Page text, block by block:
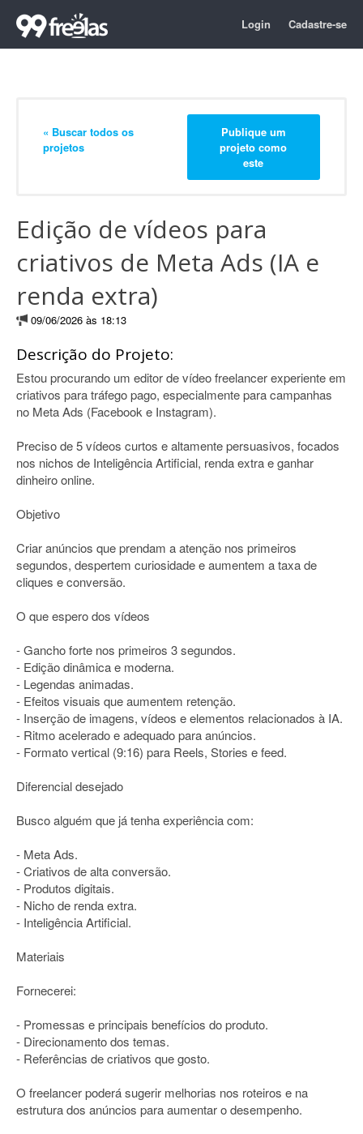
Login Cadastre-se
« Buscar todos os
projetos
Publique um
projeto como
este
Edição de vídeos para
criativos de Meta Ads (IA e
renda extra)
09/06/2026 às 18:13
Descrição do Projeto:
Estou procurando um editor de vídeo freelancer experiente em
criativos para tráfego pago, especialmente para campanhas
no Meta Ads (Facebook e Instagram).
Preciso de 5 vídeos curtos e altamente persuasivos, focados
nos nichos de Inteligência Artificial, renda extra e ganhar
dinheiro online.
Objetivo
Criar anúncios que prendam a atenção nos primeiros
segundos, despertem curiosidade e aumentem a taxa de
cliques e conversão.
O que espero dos vídeos
- Gancho forte nos primeiros 3 segundos.
- Edição dinâmica e moderna.
- Legendas animadas.
- Efeitos visuais que aumentem retenção.
- Inserção de imagens, vídeos e elementos relacionados à IA.
- Ritmo acelerado e adequado para anúncios.
- Formato vertical (9:16) para Reels, Stories e feed.
Diferencial desejado
Busco alguém que já tenha experiência com:
- Meta Ads.
- Criativos de alta conversão.
- Produtos digitais.
- Nicho de renda extra.
- Inteligência Artificial.
Materiais
Fornecerei:
- Promessas e principais benefícios do produto.
- Direcionamento dos temas.
- Referências de criativos que gosto.
O freelancer poderá sugerir melhorias nos roteiros e na
estrutura dos anúncios para aumentar o desempenho.